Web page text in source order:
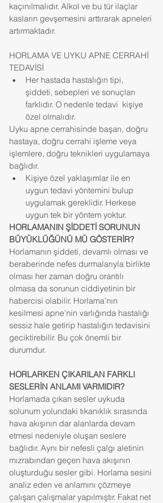
kaçınılmalıdır. Alkol ve bu tür ilaçlar
kasların gevşemesini arttırarak apneleri
artırmaktadır.
HORLAMA VE UYKU APNE CERRAHİ
TEDAVİSİ
Her hastada hastalığın tipi,
şiddeti, sebepleri ve sonuçları
farklıdır. O nedenle tedavi  kişiye
özel olmalıdır.
Uyku apne cerrahisinde başarı, doğru
hastaya, doğru cerrahi işleme veya
işlemlere, doğru teknikleri uygulamaya
bağlıdır.
Kişiye özel yaklaşımlar ile en
uygun tedavi yöntemini bulup
uygulamak gereklidir. Herkese
uygun tek bir yöntem yoktur.
HORLAMANIN ŞİDDETİ SORUNUN
BÜYÜKLÜĞÜNÜ MÜ GÖSTERİR?
Horlamanın şiddeti, devamlı olması ve
beraberinde nefes durmalarıyla birlikte
olması her zaman doğru orantılı
olmasa da sorunun ciddiyetinin bir
habercisi olabilir. Horlama’nın
kesilmesi apne’nin varlığında hastalığı
sessiz hale getirip hastalığın tedavisini
geciktirebilir. Bu çok önemli bir
durumdur.
HORLARKEN ÇIKARILAN FARKLI
SESLERİN ANLAMI VARMIDIR?
Horlamada çıkan sesler uykuda
solunum yolundaki tıkanıklık sırasında
hava akışının dar alanlarda devam
etmesi nedeniyle oluşan seslere
bağlıdır. Aynı bir nefesli çalgı aletinin
mızrabından geçen hava akışının
oluşturduğu sesler gibi. Horlama sesini
analiz eden ve anlamını çözmeye
çalışan çalışmalar yapılmıştır. Fakat net